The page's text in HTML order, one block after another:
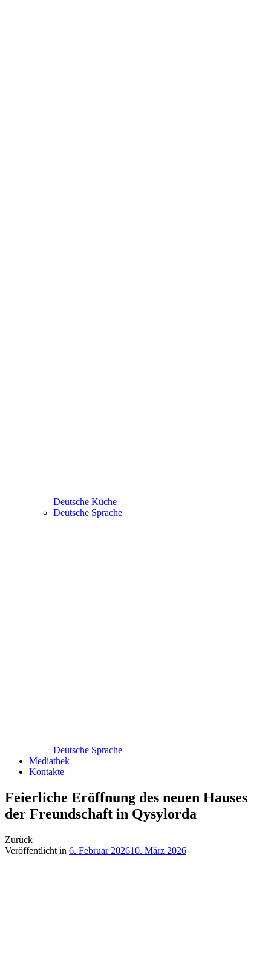
Deutsche Küche
Deutsche Sprache
Deutsche Sprache
Mediathek
Kontakte
Feierliche Eröffnung des neuen Hauses
der Freundschaft in Qysylorda
Zurück
Veröffentlicht in 6. Februar 202610. März 2026